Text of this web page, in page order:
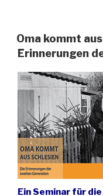
kommt
aus
2023“
Oma kommt
Erinnerungen
Ein Seminar für